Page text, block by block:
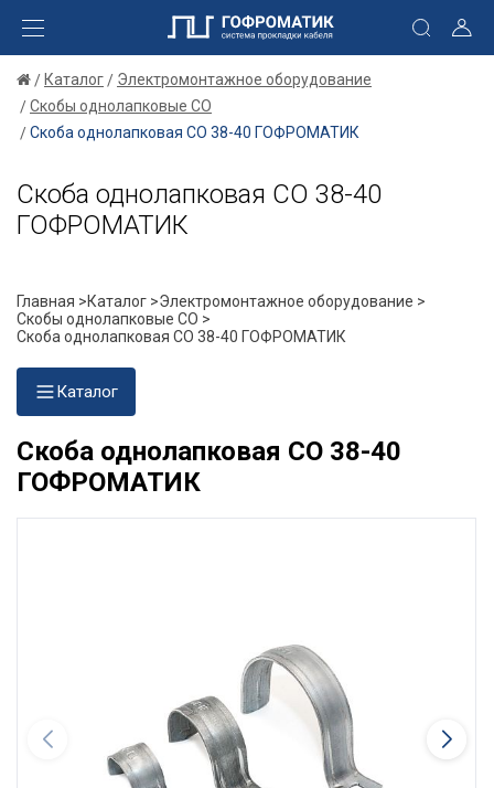
Каталог
Электромонтажное оборудование
Скобы однолапковые СО
Скоба однолапковая СО 38-40 ГОФРОМАТИК
Скоба однолапковая СО 38-40
ГОФРОМАТИК
Главная >Каталог >Электромонтажное оборудование >
Скобы однолапковые СО >
Скоба однолапковая СО 38-40 ГОФРОМАТИК
Каталог
Скоба однолапковая СО 38-40
ГОФРОМАТИК